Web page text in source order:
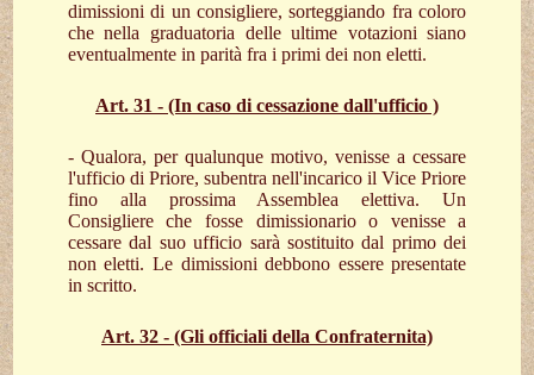
dimissioni di un consigliere, sorteggiando fra coloro
che nella graduatoria delle ultime votazioni siano
eventualmente in parità fra i primi dei non eletti.
Art. 31 - (In caso di cessazione dall'ufficio )
- Qualora, per qualunque motivo, venisse a cessare
l'ufficio di Priore, subentra nell'incarico il Vice Priore
fino alla prossima Assemblea elettiva. Un
Consigliere che fosse dimissionario o venisse a
cessare dal suo ufficio sarà sostituito dal primo dei
non eletti. Le dimissioni debbono essere presentate
in scritto.
Art. 32 - (Gli officiali della Confraternita)